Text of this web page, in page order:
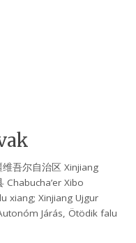
吾尔自治区 Xinjiang
Chabucha’er Xibo
xiang; Xinjiang Ujgur
Járás, Ötödik falu